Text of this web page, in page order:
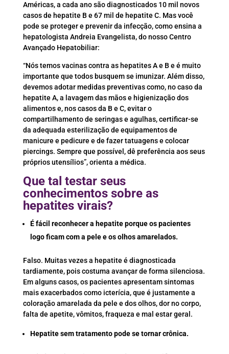
Américas, a cada ano são diagnosticados 10 mil novos
casos de hepatite B e 67 mil de hepatite C. Mas você
pode se proteger e prevenir da infecção, como ensina a
hepatologista Andreia Evangelista, do nosso Centro
Avançado Hepatobiliar:
“Nós temos vacinas contra as hepatites A e B e é muito
importante que todos busquem se imunizar. Além disso,
devemos adotar medidas preventivas como, no caso da
hepatite A, a lavagem das mãos e higienização dos
alimentos e, nos casos da B e C, evitar o
compartilhamento de seringas e agulhas, certificar-se
da adequada esterilização de equipamentos de
manicure e pedicure e de fazer tatuagens e colocar
piercings. Sempre que possível, dê preferência aos seus
próprios utensílios”, orienta a médica.
Que tal testar seus
conhecimentos sobre as
hepatites virais?
É fácil reconhecer a hepatite porque os pacientes
logo ficam com a pele e os olhos amarelados.
Falso. Muitas vezes a hepatite é diagnosticada
tardiamente, pois costuma avançar de forma silenciosa.
Em alguns casos, os pacientes apresentam sintomas
mais exacerbados como icterícia, que é justamente a
coloração amarelada da pele e dos olhos, dor no corpo,
falta de apetite, vômitos, fraqueza e mal estar geral.
Hepatite sem tratamento pode se tornar crônica.